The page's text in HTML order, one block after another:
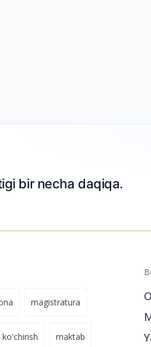
magistratura
ko'chirish maktab